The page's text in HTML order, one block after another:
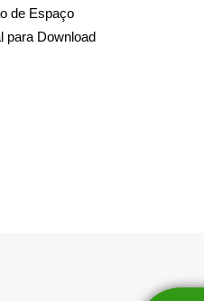
de Espaço
para Download